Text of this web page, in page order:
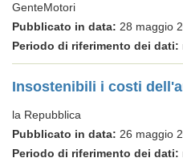
GenteMotori
Pubblicato in data: 28 maggio
Periodo di riferimento dei dati:
Insostenibili i costi
la Repubblica
Pubblicato in data: 26 maggio
Periodo di riferimento dei dati: